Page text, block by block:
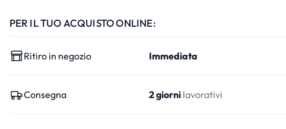
PER IL TUO ACQUISTO ONLINE:
Ritiro in negozio Immediata
Consegna 2 giornilavorativi